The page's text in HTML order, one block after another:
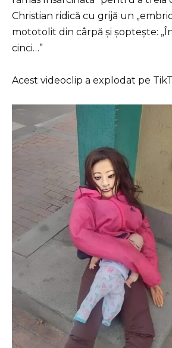
Christian ridică cu grijă un
mototolit din cârpă și șoptește:
cinci…”
Acest videoclip a explodat pe